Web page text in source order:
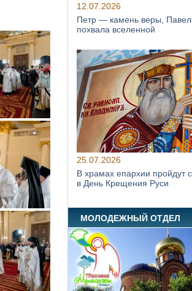
12.07.2026
Петр — камень веры,
похвала вселенной
25.07.2026
В храмах епархии пройдут
в День Крещения Руси
МОЛОДЕЖНЫЙ ОТДЕЛ